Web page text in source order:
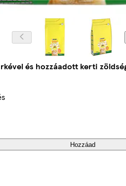
és hozzáadott kerti
Hozzáad